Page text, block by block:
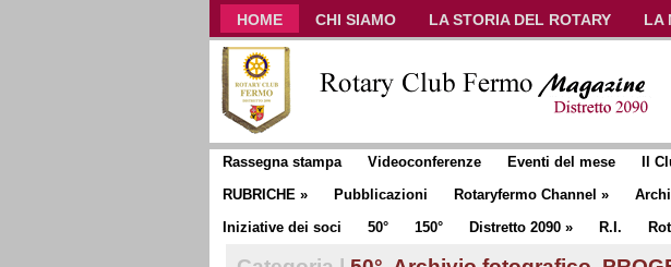
HOME CHI SIAMO LA STORIA DEL ROTARY LA
CLUB COMMUNICATOR
Rassegna stampa Videoconferenze Eventi del mese Il
RUBRICHE » Pubblicazioni Rotaryfermo Channel »
Iniziative dei soci
50° 150° Distretto 2090 » R.I.